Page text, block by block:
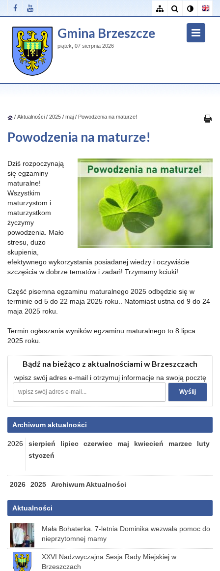
Gmina Brzeszcze
piątek, 07 sierpnia 2026
/ Aktualności / 2025 / maj / Powodzenia na maturze!
Powodzenia na maturze!
Dziś rozpoczynają
się egzaminy
maturalne!
Wszystkim
maturzystom i
maturzystkom
życzymy
powodzenia. Mało
stresu, dużo
skupienia,
efektywnego wykorzystania posiadanej wiedzy i oczywiście
szczęścia w dobrze tematów i zadań! Trzymamy kciuki!
Część pisemna egzaminu maturalnego 2025 odbędzie się w
terminie od 5 do 22 maja 2025 roku.. Natomiast ustna od 9 do 24
maja 2025 roku.
Termin ogłaszania wyników egzaminu maturalnego to 8 lipca
2025 roku.
Bądź na bieżąco z aktualnościami w Brzeszczach
wpisz swój adres e-mail i otrzymuj informacje na swoją pocztę
Archiwum aktualności
2026 sierpień lipiec czerwiec maj kwiecień marzec
luty
styczeń
2026 2025 Archiwum Aktualności
Aktualności
Mała Bohaterka. 7-letnia Dominika wezwała pomoc do
nieprzytomnej mamy
XXVI Nadzwyczajna Sesja Rady Miejskiej w
Brzeszczach